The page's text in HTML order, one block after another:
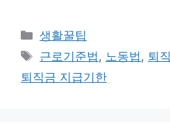
카
테
리
생활꿀팁
태
그
근로기준법, 노동법, 퇴
퇴직금 지급기한